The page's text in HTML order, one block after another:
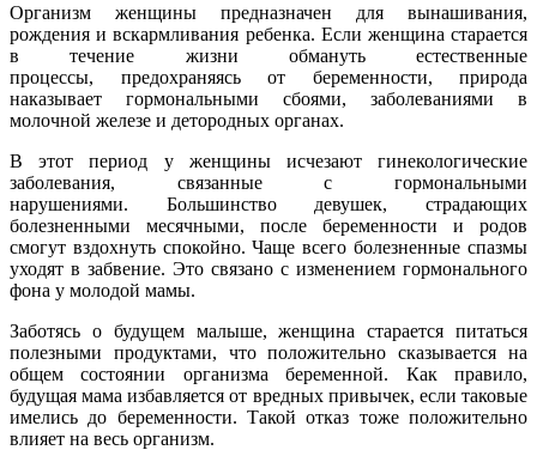
Организм женщины предназначен для вынашивания,
рождения и вскармливания ребенка. Если женщина старается
в течение жизни обмануть естественные
процессы, предохраняясь от беременности, природа
наказывает гормональными сбоями, заболеваниями в
молочной железе и детородных органах.
В этот период у женщины исчезают гинекологические
заболевания, связанные с гормональными
нарушениями. Большинство девушек, страдающих
болезненными месячными, после беременности и родов
смогут вздохнуть спокойно. Чаще всего болезненные спазмы
уходят в забвение. Это связано с изменением гормонального
фона у молодой мамы.
Заботясь о будущем малыше, женщина старается питаться
полезными продуктами, что положительно сказывается на
общем состоянии организма беременной. Как правило,
будущая мама избавляется от вредных привычек, если таковые
имелись до беременности. Такой отказ тоже положительно
влияет на весь организм.